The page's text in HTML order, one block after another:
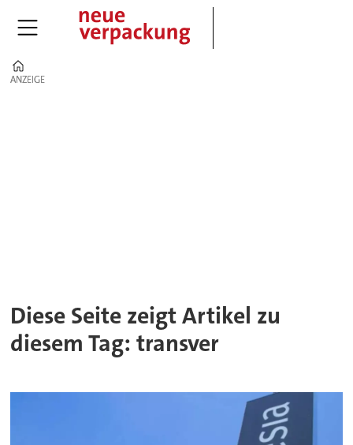
ANZEIGE
ANZEIGE
Diese Seite zeigt Artikel zu
diesem Tag: transver